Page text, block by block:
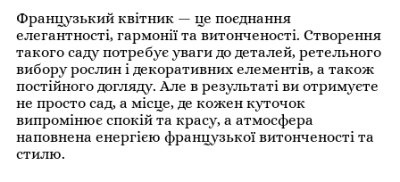
Французький квітник — це поєднання
елегантності, гармонії та витонченості. Створення
такого саду потребує уваги до деталей, ретельного
вибору рослин і декоративних елементів, а також
постійного догляду. Але в результаті ви отримуєте
не просто сад, а місце, де кожен куточок
випромінює спокій та красу, а атмосфера
наповнена енергією французької витонченості та
стилю.